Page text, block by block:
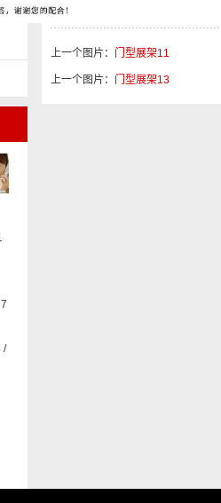
/
上一个图片： 门型展架11
上一个图片： 门型展架13